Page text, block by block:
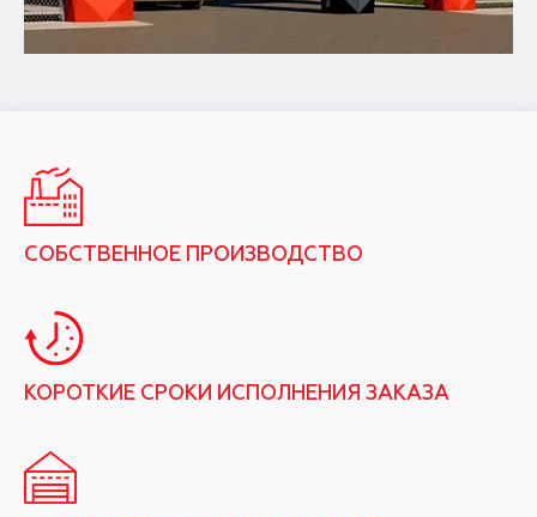
СОБСТВЕННОЕ ПРОИЗВОДСТВО
КОРОТКИЕ СРОКИ ИСПОЛНЕНИЯ ЗАКАЗА